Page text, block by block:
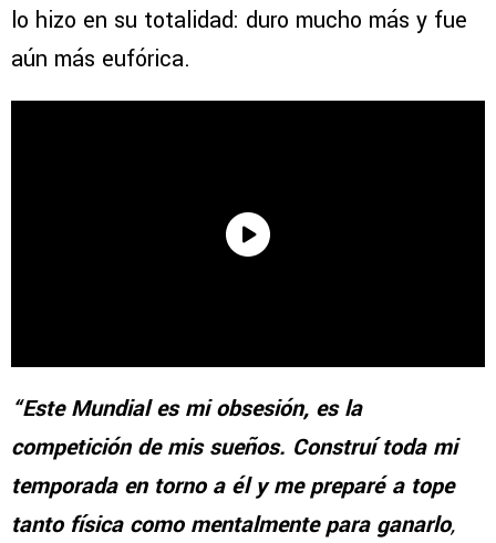
lo hizo en su totalidad: duro mucho más y fue
aún más eufórica.
“Este Mundial es mi obsesión, es la
competición de mis sueños. Construí toda mi
temporada en torno a él y me preparé a tope
tanto física como mentalmente para ganarlo,